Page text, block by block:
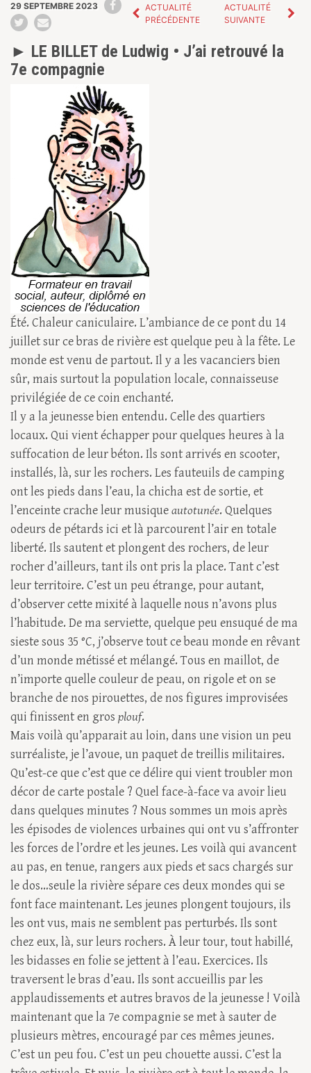
29 SEPTEMBRE 2023
ACTUALITÉ
PRÉCÉDENTE
ACTUALITÉ
SUIVANTE
► LE BILLET de Ludwig • J’ai retrouvé la
7e compagnie
Été. Chaleur caniculaire. L’ambiance de ce pont du 14
juillet sur ce bras de rivière est quelque peu à la fête. Le
monde est venu de partout. Il y a les vacanciers bien
sûr, mais surtout la population locale, connaisseuse
privilégiée de ce coin enchanté.
Il y a la jeunesse bien entendu. Celle des quartiers
locaux. Qui vient échapper pour quelques heures à la
suffocation de leur béton. Ils sont arrivés en scooter,
installés, là, sur les rochers. Les fauteuils de camping
ont les pieds dans l’eau, la chicha est de sortie, et
l’enceinte crache leur musiqueautotunée. Quelques
odeurs de pétards ici et là parcourent l’air en totale
liberté. Ils sautent et plongent des rochers, de leur
rocher d’ailleurs, tant ils ont pris la place. Tant c’est
leur territoire. C’est un peu étrange, pour autant,
d’observer cette mixité à laquelle nous n’avons plus
l’habitude. De ma serviette, quelque peu ensuqué de ma
sieste sous 35 °C, j’observe tout ce beau monde en rêvant
d’un monde métissé et mélangé. Tous en maillot, de
n’importe quelle couleur de peau, on rigole et on se
branche de nos pirouettes, de nos figures improvisées
qui finissent en gros plouf.
Mais voilà qu’apparait au loin, dans une vision un peu
surréaliste, je l’avoue, un paquet de treillis militaires.
Qu’est-ce que c’est que ce délire qui vient troubler mon
décor de carte postale ? Quel face-à-face va avoir lieu
dans quelques minutes ? Nous sommes un mois après
les épisodes de violences urbaines qui ont vu s’affronter
les forces de l’ordre et les jeunes. Les voilà qui avancent
au pas, en tenue, rangers aux pieds et sacs chargés sur
le dos…seule la rivière sépare ces deux mondes qui se
font face maintenant. Les jeunes plongent toujours, ils
les ont vus, mais ne semblent pas perturbés. Ils sont
chez eux, là, sur leurs rochers. À leur tour, tout habillé,
les bidasses en folie se jettent à l’eau. Exercices. Ils
traversent le bras d’eau. Ils sont accueillis par les
applaudissements et autres bravos de la jeunesse ! Voilà
maintenant que la 7e compagnie se met à sauter de
plusieurs mètres, encouragé par ces mêmes jeunes.
C’est un peu fou. C’est un peu chouette aussi. C’est la